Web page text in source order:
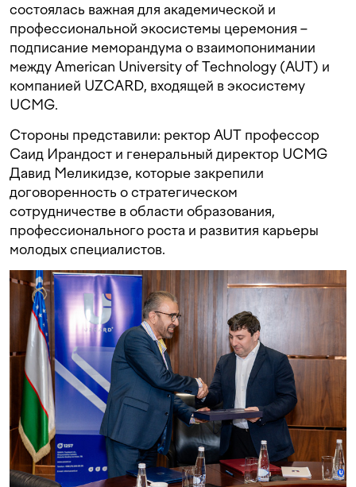
состоялась важная для академической и
профессиональной экосистемы церемония –
подписание меморандума о взаимопонимании
между American University of Technology (AUT) и
компанией UZCARD, входящей в экосистему
UCMG.
Стороны представили: ректор AUT профессор
Саид Ирандост и генеральный директор UCMG
Давид Меликидзе, которые закрепили
договоренность о стратегическом
сотрудничестве в области образования,
профессионального роста и развития карьеры
молодых специалистов.